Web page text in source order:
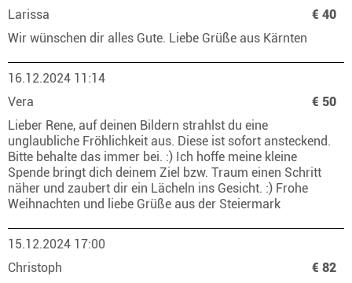
Larissa
€ 40
Wir wünschen dir alles Gute. Liebe Grüße aus Kärnten
16.12.2024 11:14
Vera
€ 50
Lieber Rene, auf deinen Bildern strahlst du eine
unglaubliche Fröhlichkeit aus. Diese ist sofort ansteckend.
Bitte behalte das immer bei. :) Ich hoffe meine kleine
Spende bringt dich deinem Ziel bzw. Traum einen Schritt
näher und zaubert dir ein Lächeln ins Gesicht. :) Frohe
Weihnachten und liebe Grüße aus der Steiermark
15.12.2024 17:00
Christoph
€ 82